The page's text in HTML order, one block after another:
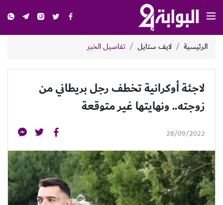
الرئيسية لايف ستايل تفاصيل الخبر
لاجئة أوكرانية تخطف رجل بريطاني من
زوجته.. ونهايتها غير متوقعة
28/09/2022